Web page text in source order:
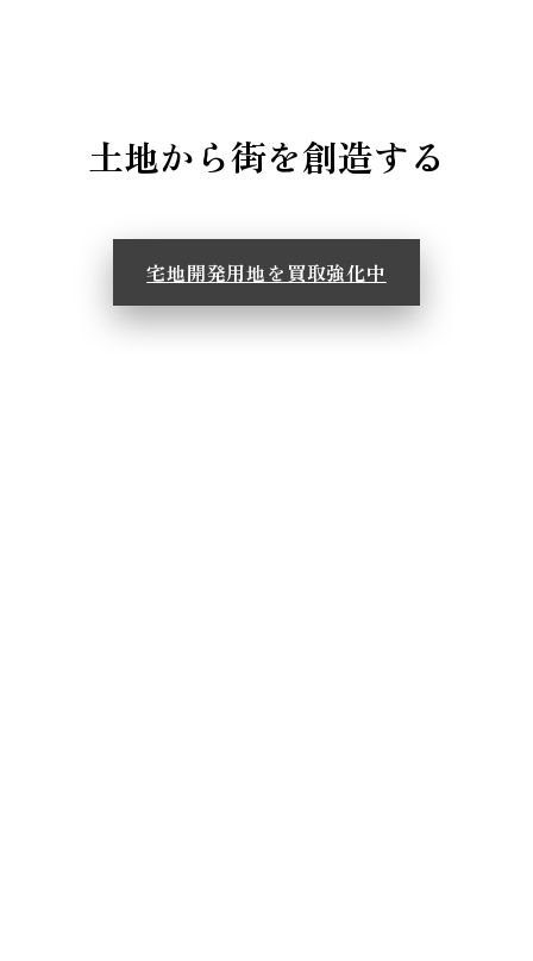
土地から街を創造する
宅地開発用地を買取強化中